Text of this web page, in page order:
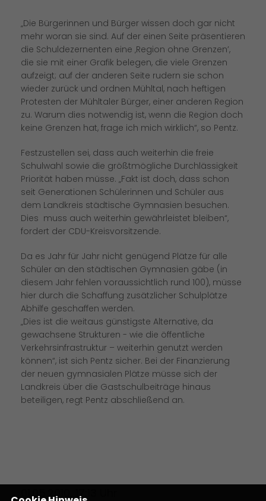
Die Bürgerinnen und Bürger wissen doch gar nicht
mehr woran sie sind. Auf der einen Seite präsentieren
die Schuldezernenten eine ‚Region ohne Grenzen’,
die sie mit einer Grafik belegen, die viele Grenzen
aufzeigt; auf der anderen Seite rudern sie schon
wieder zurück und ordnen Mühltal, nach heftigen
Protesten der Mühltaler Bürger, einer anderen Region
zu. Warum dies notwendig ist, wenn die Region doch
keine Grenzen hat, frage ich mich wirklich“, so Pentz.
Festzustellen sei, dass auch weiterhin die freie
Schulwahl sowie die größtmögliche Durchlässigkeit
Priorität haben müsse. „Fakt ist doch, dass schon
seit Generationen Schülerinnen und Schüler aus
dem Landkreis städtische Gymnasien besuchen.
Dies muss auch weiterhin gewährleistet bleiben“,
fordert der CDU-Kreisvorsitzende.
Da es Jahr für Jahr nicht genügend Plätze für alle
Schüler an den städtischen Gymnasien gäbe (in
diesem Jahr fehlen voraussichtlich rund 100), müsse
hier durch die Schaffung zusätzlicher Schulplätze
Abhilfe geschaffen werden.
Dies ist die weitaus günstigste Alternative, da
gewachsene Strukturen - wie die öffentliche
Verkehrsinfrastruktur – weiterhin genutzt werden
können“, ist sich Pentz sicher. Bei der Finanzierung
der neuen gymnasialen Plätze müsse sich der
Landkreis über die Gastschulbeiträge hinaus
beteiligen, regt Pentz abschließend an.
01.05.2010, 17:13 Uhr